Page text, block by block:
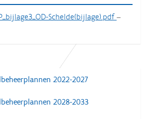
Schelde(bijlage).pdf —
2022-2027
2028-2033